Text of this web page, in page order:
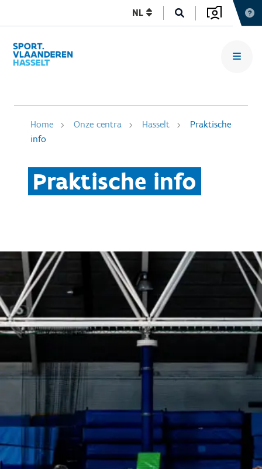
NL
Home Onze centra Hasselt
Praktische
info
Praktische info